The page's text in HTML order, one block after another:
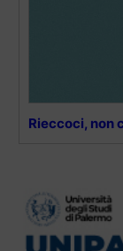
Rieccoci, non